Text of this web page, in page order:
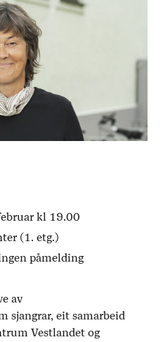
kl 19.00
(1. etg.)
påmelding
av
sjangrar, eit samarbeid
Vestlandet og